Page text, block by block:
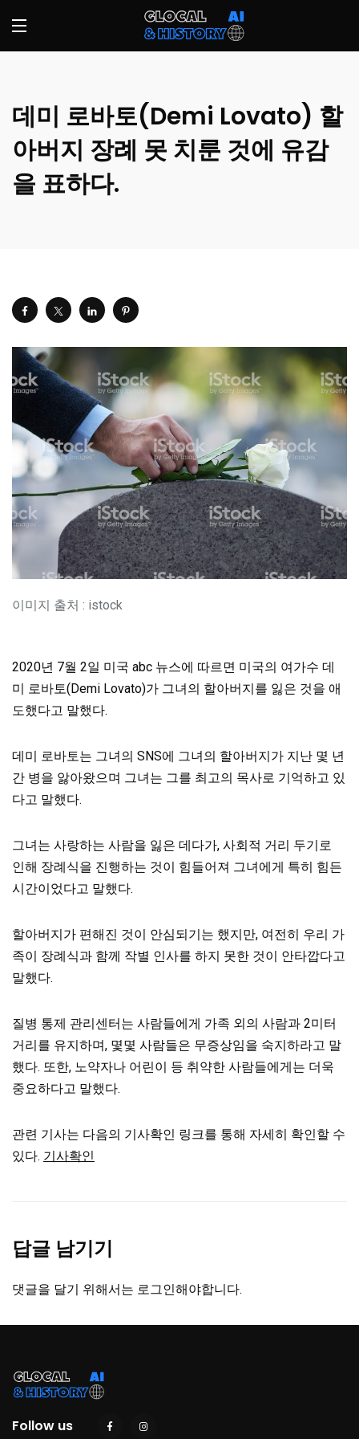
데미 로바토(Demi Lovato) 할
아버지 장례 못 치룬 것에 유감
을 표하다.
이미지 출처 : istock
2020년 7월 2일 미국 abc 뉴스에 따르면 미국의 여가수 데
미 로바토(Demi Lovato)가 그녀의 할아버지를 잃은 것을 애
도했다고 말했다.
데미 로바토는 그녀의 SNS에 그녀의 할아버지가 지난 몇 년
간 병을 앓아왔으며 그녀는 그를 최고의 목사로 기억하고 있
다고 말했다.
그녀는 사랑하는 사람을 잃은 데다가, 사회적 거리 두기로
인해 장례식을 진행하는 것이 힘들어져 그녀에게 특히 힘든
시간이었다고 말했다.
할아버지가 편해진 것이 안심되기는 했지만, 여전히 우리 가
족이 장례식과 함께 작별 인사를 하지 못한 것이 안타깝다고
말했다.
질병 통제 관리센터는 사람들에게 가족 외의 사람과 2미터
거리를 유지하며, 몇몇 사람들은 무증상임을 숙지하라고 말
했다. 또한, 노약자나 어린이 등 취약한 사람들에게는 더욱
중요하다고 말했다.
관련 기사는 다음의 기사확인 링크를 통해 자세히 확인할 수
있다. 기사확인
답글 남기기
댓글을 달기 위해서는 로그인해야합니다.
Follow us